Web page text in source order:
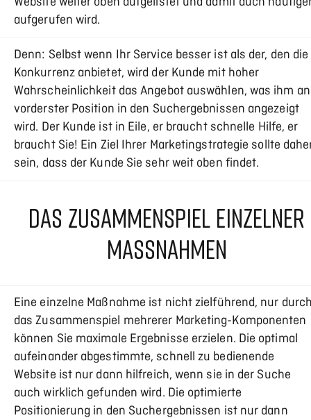
aufgerufen wird.
Denn: Selbst wenn Ihr Service besser ist als der, den die
Konkurrenz anbietet, wird der Kunde mit hoher
Wahrscheinlichkeit das Angebot auswählen, was ihm an
vorderster Position in den Suchergebnissen angezeigt
wird. Der Kunde ist in Eile, er braucht schnelle Hilfe, er
braucht Sie! Ein Ziel Ihrer Marketingstrategie sollte
sein, dass der Kunde Sie sehr weit oben findet.
DAS ZUSAMMENSPIEL EINZELNER
MASSNAHMEN
Eine einzelne Maßnahme ist nicht zielführend, nur
das Zusammenspiel mehrerer Marketing-Komponenten
können Sie maximale Ergebnisse erzielen. Die optimal
aufeinander abgestimmte, schnell zu bedienende
Website ist nur dann hilfreich, wenn sie in der Suche
auch wirklich gefunden wird. Die optimierte
Positionierung in den Suchergebnissen ist nur dann